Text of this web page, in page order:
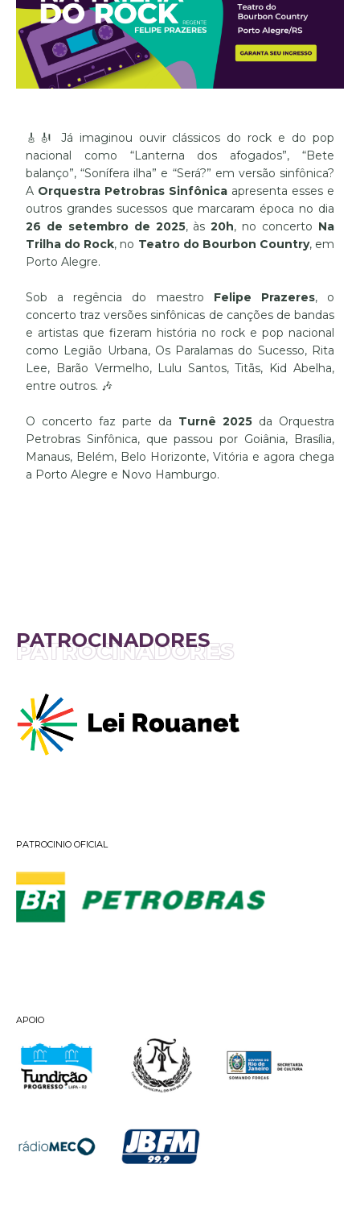
🎸🎻 Já imaginou ouvir clássicos do rock e do pop
nacional como “Lanterna dos afogados”, “Bete
balanço”, “Sonífera ilha” e “Será?” em versão sinfônica?
A Orquestra Petrobras Sinfônica apresenta esses e
outros grandes sucessos que marcaram época no dia
26 de setembro de 2025, às20h, no concerto Na
Trilha do Rock, no Teatro do Bourbon Country, em
Porto Alegre.
Sob a regência do maestro Felipe Prazeres, o
concerto traz versões sinfônicas de canções de bandas
e artistas que fizeram história no rock e pop nacional
como Legião Urbana, Os Paralamas do Sucesso, Rita
Lee, Barão Vermelho, Lulu Santos, Titãs, Kid Abelha,
entre outros. 🎶
O concerto faz parte da Turnê 2025 da Orquestra
Petrobras Sinfônica, que passou por Goiânia, Brasília,
Manaus, Belém, Belo Horizonte, Vitória e agora chega
a Porto Alegre e Novo Hamburgo.
PATROCINADORES
PATROCINADORES
PATROCINIO OFICIAL
APOIO